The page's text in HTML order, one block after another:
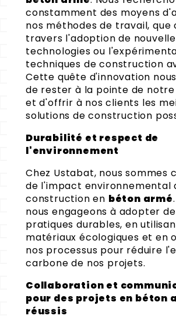
constamment des moyens
nos méthodes de travail, que
travers l'adoption de
technologies ou
techniques de construction
Cette quête d'innovation
de rester à la pointe de
et d'offrir à nos clients les
solutions de construction
Durabilité et respect de
l'environnement
Chez Ustabat, nous sommes
de l'impact environnemental
construction en béton armé
nous engageons à adopter
pratiques durables, en
matériaux écologiques et en
nos processus pour réduire
carbone de nos projets.
Collaboration et
pour des projets en béton
réussis